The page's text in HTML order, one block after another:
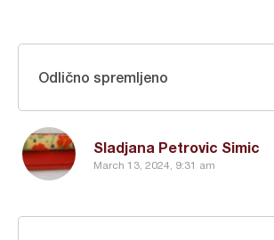
Sladjana Petrovic Simic
March 13, 2024, 9:31 am
Odlično spremljeno